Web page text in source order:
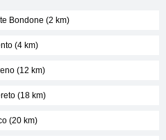
Bondone (2 km)
(4 km)
(12 km)
(18 km)
(20 km)